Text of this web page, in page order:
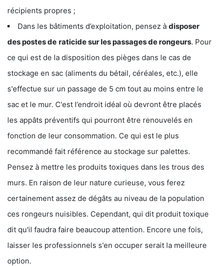
récipients propres ;
Dans les bâtiments d’exploitation, pensez à disposer
des postes de raticide sur les passages de rongeurs. Pour
ce qui est de la disposition des pièges dans le cas de
stockage en sac (aliments du bétail, céréales, etc.), elle
s'effectue sur un passage de 5 cm tout au moins entre le
sac et le mur. C'est l’endroit idéal où devront être placés
les appâts préventifs qui pourront être renouvelés en
fonction de leur consommation. Ce qui est le plus
recommandé fait référence au stockage sur palettes.
Pensez à mettre les produits toxiques dans les trous des
murs. En raison de leur nature curieuse, vous ferez
certainement assez de dégâts au niveau de la population
ces rongeurs nuisibles. Cependant, qui dit produit toxique
dit qu'il faudra faire beaucoup attention. Encore une fois,
laisser les professionnels s'en occuper serait la meilleure
option.